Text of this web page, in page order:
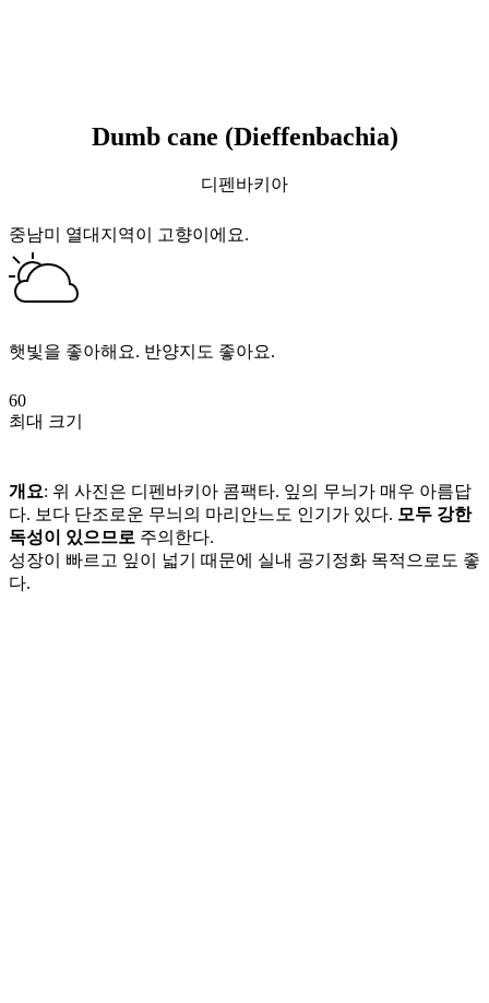
Dumb cane (Dieffenbachia)
디펜바키아
중남미 열대지역이 고향이에요.
햇빛을 좋아해요. 반양지도 좋아요.
60
최대 크기
개요: 위 사진은 디펜바키아 콤팩타. 잎의 무늬가 매우 아름답
다. 보다 단조로운 무늬의 마리안느도 인기가 있다. 모두 강한
독성이 있으므로 주의한다.
성장이 빠르고 잎이 넓기 때문에 실내 공기정화 목적으로도 좋
다.